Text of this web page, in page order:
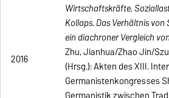
2016
Wirtschaftskräfte,
Kollaps. Das Verhältnis
ein diachroner Vergleich
Zhu, Jianhua/Zhao Jin/
(Hrsg.): Akten des XIII.
Germanistenkongresses